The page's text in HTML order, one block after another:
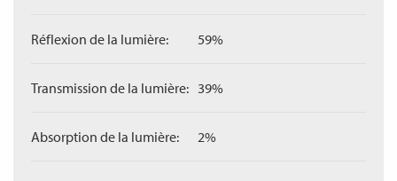
Réflexion de la lumière: 59%
Transmission de la lumière: 39%
Absorption de la lumière: 2%